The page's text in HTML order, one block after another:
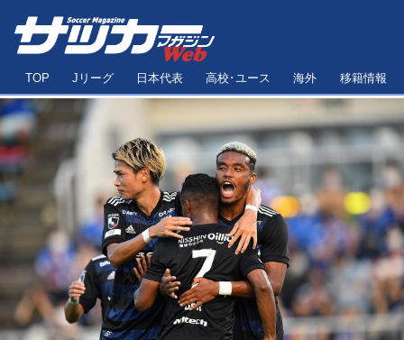
TOP Jリーグ 日本代表 高校･ユース 海外 移籍情報